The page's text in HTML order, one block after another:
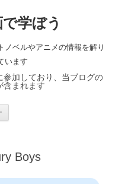
学ぼう
ノベルやアニメの情報を解り
います
参加しており、当ブログの
含まれます
スBoys